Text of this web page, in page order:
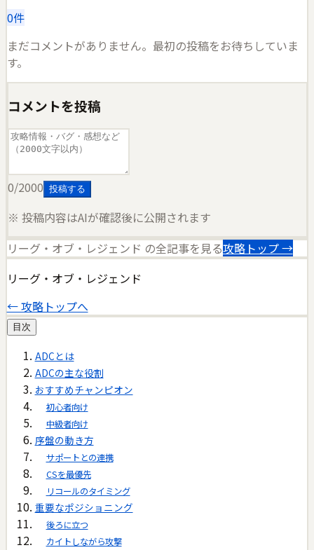
0件
まだコメントがありません。最初の投稿をお待ちしていま
す。
コメントを投稿
0/2000 投稿する
※ 投稿内容はAIが確認後に公開されます
リーグ・オブ・レジェンド の全記事を見る攻略トップ →
リーグ・オブ・レジェンド
← 攻略トップへ
目次
ADCとは
ADCの主な役割
おすすめチャンピオン
初心者向け
中級者向け
序盤の動き方
サポートとの連携
CSを最優先
リコールのタイミング
重要なポジショニング
後ろに立つ
カイトしながら攻撃